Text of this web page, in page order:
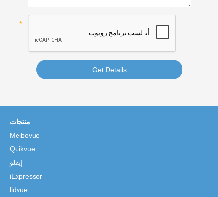
Get Details
منتجات
Meibovue
Quikvue
إيفلو
iExpressor
lidvue